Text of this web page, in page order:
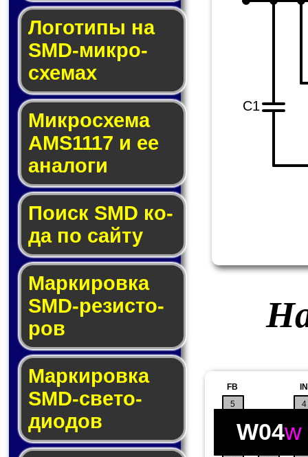
Логотипы на
SMD-мик­ро­
схе­мах
Микросхема
AMS1117 и ее
ана­ло­ги
Поиск SMD ко­
да по сай­ту
Маркировка
SMD-ре­зис­то­
ров
Маркировка
SMD-све­то­
дио­дов
C1
4
IN
5
FB
W04w